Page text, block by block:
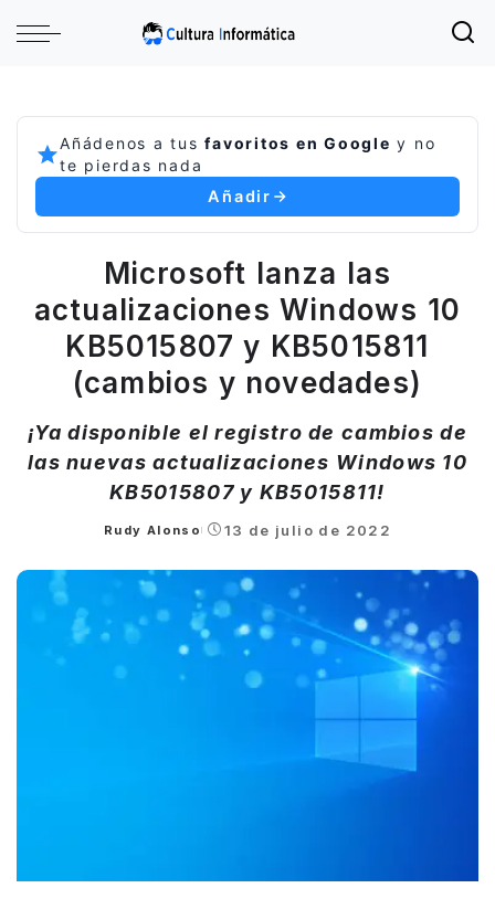
Añádenos a tusfavoritos en Google y no
te pierdas nada
Añadir
Microsoft lanza las
actualizaciones Windows 10
KB5015807 y KB5015811
(cambios y novedades)
¡Ya disponible el registro de cambios de
las nuevas actualizaciones Windows 10
KB5015807 y KB5015811!
Posted
Rudy Alonso 13 de julio de 2022